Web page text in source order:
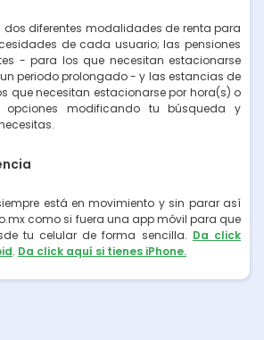
dos diferentes modalidades de renta para
de cada usuario; las pensiones
- para los que necesitan estacionarse
periodo prolongado - y las estancias de
que necesitan estacionarse por hora(s) o
opciones modificando tu búsqueda y
está en movimiento y sin parar así
como si fuera una app móvil para que
tu celular de forma sencilla. Da click
. Da click aquí si tienes iPhone.